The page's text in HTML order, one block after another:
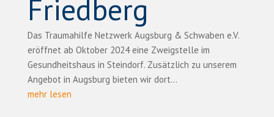
Friedberg
Das Traumahilfe Netzwerk Augsburg & Schwaben e.V.
eröffnet ab Oktober 2024 eine Zweigstelle im
Gesundheitshaus in Steindorf. Zusätzlich zu unserem
Angebot in Augsburg bieten wir dort…
mehr lesen